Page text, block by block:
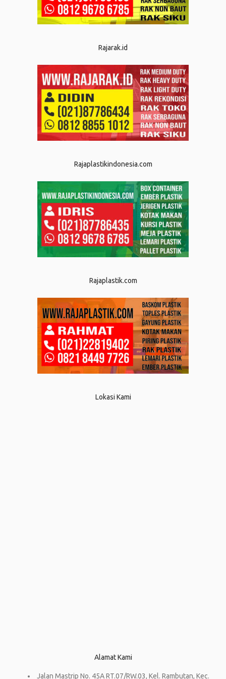
Rajarak.id
Rajaplastikindonesia.com
Rajaplastik.com
Lokasi Kami
Alamat Kami
Jalan Mastrip No. 45A RT.07/RW.03, Kel. Rambutan, Kec.